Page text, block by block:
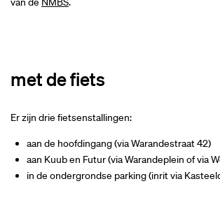
met de fiets
Er zijn drie fietsenstallingen:
aan de hoofdingang (via Warandestraat 42)
aan Kuub en Futur (via Warandeplein of via
in de ondergrondse parking (inrit via